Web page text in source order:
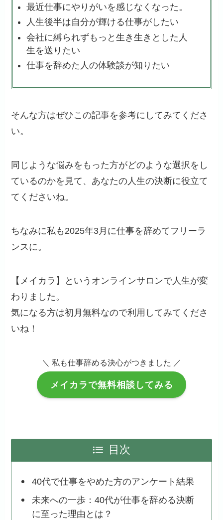
最近仕事にやりがいを感じなくなった。
人生後半は自分が輝ける仕事がしたい
会社に縛られずもっと生き生きとした人
生を送りたい
仕事を辞めた人の体験談が知りたい
そんな方はぜひこの記事を参考にしてみてくださ
い。
同じような悩みをもった方がどのような選択をし
ているのかを見て、あなたの人生の決断に役立て
てくださいね。
ちなみに私も2025年3月に仕事を辞めてフリーラ
ンスに。
【メイカラ】というオンラインサロンで人生が変
わりました。
気になる方は初月無料なので利用してみてくださ
いね！
＼ 私も仕事辞める決心がつきました ／
メイカラで無料相談してみる
目次
40代で仕事をやめた方のアンケート結果
未来への一歩：40代が仕事を辞める決断
に至った理由とは？